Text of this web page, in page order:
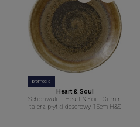
promocja
Heart & Soul
Schonwald - Heart & Soul Cumin
talerz płytki deserowy 15cm H&S